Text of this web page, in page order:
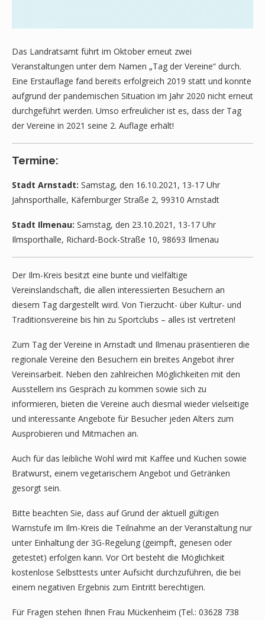
Das Landratsamt führt im Oktober erneut zwei
Veranstaltungen unter dem Namen „Tag der Vereine“ durch.
Eine Erstauflage fand bereits erfolgreich 2019 statt und konnte
aufgrund der pandemischen Situation im Jahr 2020 nicht erneut
durchgeführt werden. Umso erfreulicher ist es, dass der Tag
der Vereine in 2021 seine 2. Auflage erhält!
Termine:
Stadt Arnstadt: Samstag, den 16.10.2021, 13-17 Uhr
Jahnsporthalle, Käfernburger Straße 2, 99310 Arnstadt
Stadt Ilmenau: Samstag, den 23.10.2021, 13-17 Uhr
Ilmsporthalle, Richard-Bock-Straße 10, 98693 Ilmenau
Der Ilm-Kreis besitzt eine bunte und vielfältige
Vereinslandschaft, die allen interessierten Besuchern an
diesem Tag dargestellt wird. Von Tierzucht- über Kultur- und
Traditionsvereine bis hin zu Sportclubs – alles ist vertreten!
Zum Tag der Vereine in Arnstadt und Ilmenau präsentieren die
regionale Vereine den Besuchern ein breites Angebot ihrer
Vereinsarbeit. Neben den zahlreichen Möglichkeiten mit den
Ausstellern ins Gespräch zu kommen sowie sich zu
informieren, bieten die Vereine auch diesmal wieder vielseitige
und interessante Angebote für Besucher jeden Alters zum
Ausprobieren und Mitmachen an.
Auch für das leibliche Wohl wird mit Kaffee und Kuchen sowie
Bratwurst, einem vegetarischem Angebot und Getränken
gesorgt sein.
Bitte beachten Sie, dass auf Grund der aktuell gültigen
Warnstufe im Ilm-Kreis die Teilnahme an der Veranstaltung nur
unter Einhaltung der 3G-Regelung (geimpft, genesen oder
getestet) erfolgen kann. Vor Ort besteht die Möglichkeit
kostenlose Selbsttests unter Aufsicht durchzuführen, die bei
einem negativen Ergebnis zum Eintritt berechtigen.
Für Fragen stehen Ihnen Frau Mückenheim (Tel.: 03628 738